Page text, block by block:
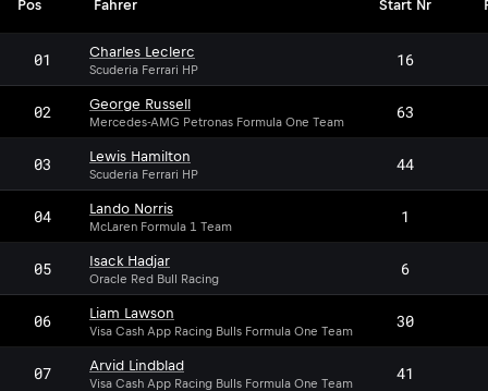
Pos Fahrer Start Nr
01 Charles Leclerc
Scuderia Ferrari HP 16
02 George Russell
Mercedes-AMG Petronas Formula One Team 63
03 Lewis Hamilton
Scuderia Ferrari HP 44
04 Lando Norris
McLaren Formula 1 Team 1
05 Isack Hadjar
Oracle Red Bull Racing 6
06 Liam Lawson
Visa Cash App Racing Bulls Formula One Team 30
07 Arvid Lindblad
Visa Cash App Racing Bulls Formula One Team 41